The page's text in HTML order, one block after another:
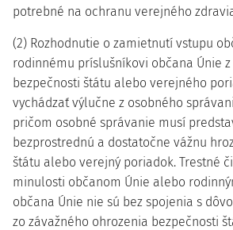
potrebné na ochranu verejného
(2) Rozhodnutie o zamietnutí vstupu
rodinnému príslušníkovi občana Únie
bezpečnosti štátu alebo verejného
vychádzať výlučne z osobného
pričom osobné správanie musí
bezprostrednú a dostatočne vážnu
štátu alebo verejný poriadok. Trestné
minulosti občanom Únie alebo
občana Únie nie sú bez spojenia s
zo závažného ohrozenia bezpečnosti